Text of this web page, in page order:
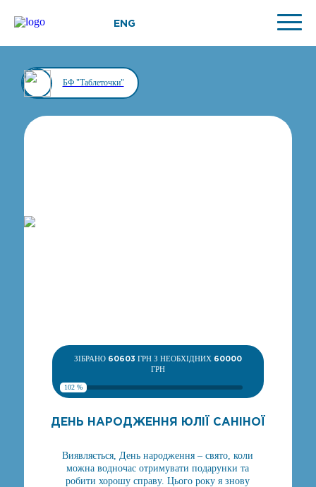
ENG
БФ "Таблеточки"
ЗІБРАНО 60603 ГРН З НЕОБХІДНИХ 60000
ГРН
102 %
ДЕНЬ НАРОДЖЕННЯ ЮЛІЇ САНІНОЇ
Виявляється, День народження – свято, коли
можна водночас отримувати подарунки та
робити хорошу справу. Цього року я знову